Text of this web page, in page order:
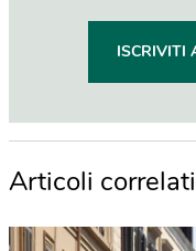
ISCRIVITI
Articoli correlati